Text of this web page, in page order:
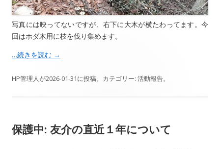
写真には映ってないですが、右下に大木が横たわってます。今
回はホダ木用に枝を伐り集めます。
…続きを読む →
HP管理人が2026-01-31に投稿。カテゴリー: 活動報告。
保護中: 友介の直近１年について